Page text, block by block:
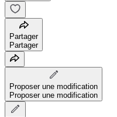
Partager
Partager
Proposer une modification
Proposer une modification